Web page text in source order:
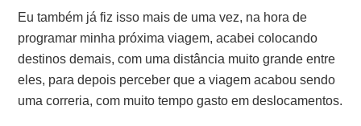
Eu também já fiz isso mais de uma vez, na hora de
programar minha próxima viagem, acabei colocando
destinos demais, com uma distância muito grande entre
eles, para depois perceber que a viagem acabou sendo
uma correria, com muito tempo gasto em deslocamentos.